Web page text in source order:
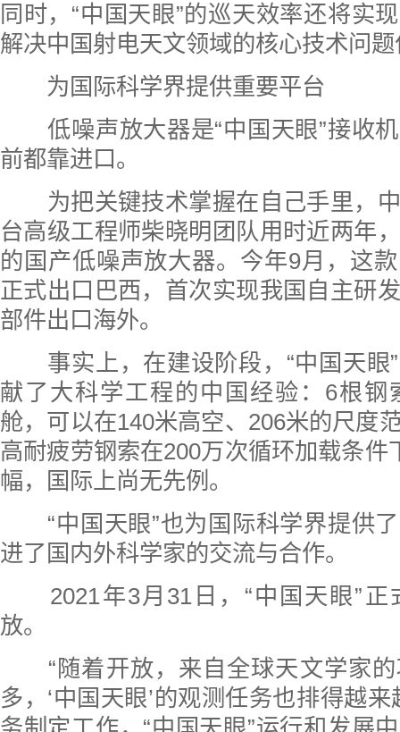
同时，“中国天眼”的巡天效率还将实
解决中国射电天文领域的核心技术问
为国际科学界提供重要平台
低噪声放大器是“中国天眼”接收机
前都靠进口。
为把关键技术掌握在自己手里，中
台高级工程师柴晓明团队用时近两年
的国产低噪声放大器。今年9月，这
正式出口巴西，首次实现我国自主研
部件出口海外。
事实上，在建设阶段，“中国天眼”
献了大科学工程的中国经验：6根钢
舱，可以在140米高空、206米的尺度
高耐疲劳钢索在200万次循环加载条件
幅，国际上尚无先例。
“中国天眼”也为国际科学界提供了
进了国内外科学家的交流与合作。
2021年3月31日，“中国天眼”正
放。
“随着开放，来自全球天文学家的
多，‘中国天眼’的观测任务也排得越